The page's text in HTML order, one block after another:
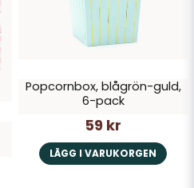
Popcornbox, blågrön-guld,
6-pack
59 kr
LÄGG I VARUKORGEN